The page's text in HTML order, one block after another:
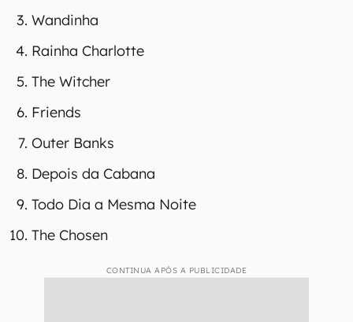
Wandinha
Rainha Charlotte
The Witcher
Friends
Outer Banks
Depois da Cabana
Todo Dia a Mesma Noite
The Chosen
CONTINUA APÓS A PUBLICIDADE